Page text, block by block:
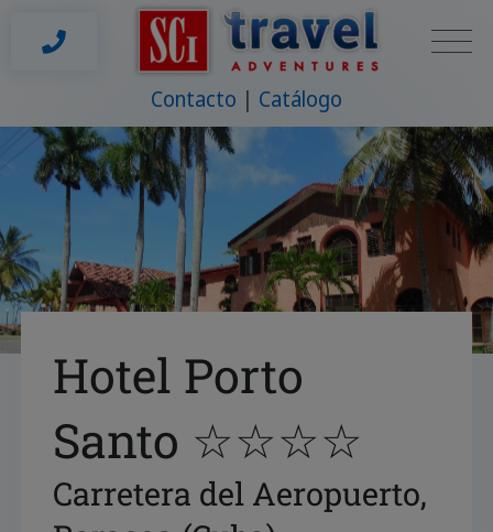
Contacto Catálogo
Hotel Porto
Santo ☆☆☆☆
Carretera del Aeropuerto,